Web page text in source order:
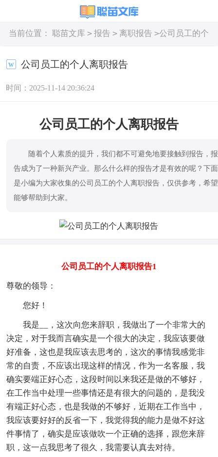
当前位置： 聪苗文库 > 报告 > 离职报告 >公司员工的个
公司员工的个人离职报告
时间：2025-11-14 20:36:24
公司员工的个人离职报告
随着个人素质的提升，我们都不可避免地要接触到报告，报
告成为了一种新兴产业。那么什么样的报告才是有效的呢？下面
是小编为大家收集的公司员工的个人离职报告，仅供参考，希望
能够帮助到大家。
公司员工的个人离职报告1
尊敬的领导：
您好！
我是__，这次向您来辞职，我做出了一个非常大的
决定，对于我而言确实是一个很大的决定，我应该要做
好准备，这也是我应该去思考的，这次的事情我感觉非
常的自责，不应该出现这样的情况，作为一名客服，我
确实要端正好心态，这段时间以来我还是做的不够好，
在工作当中处理一些事情还是有很大的问题的，是我没
有端正好心态，也是我做的不够好，近期在工作当中，
我应该要好好的反省一下，我觉得我的能力是做不好这
件事情了，确实是应该做吹一个正确的选择，跟您来辞
职，这一点我思考了很久，我需要认真去对待。